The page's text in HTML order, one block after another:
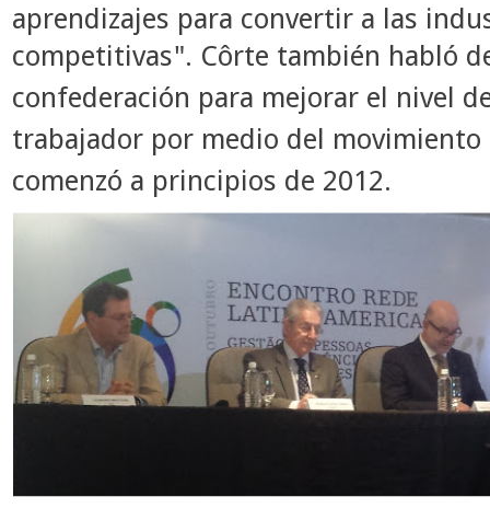
aprendizajes para convertir a las
competitivas". Côrte también habló
confederación para mejorar el nivel
trabajador por medio del movimiento
comenzó a principios de 2012.